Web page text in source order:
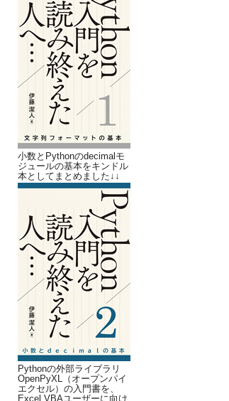
小数とPythonのdecimalモ
ジュールの基本をキンドル
本としてまとめました↓↓
Pythonの外部ライブラリ
OpenPyXL（オープンパイ
エクセル）の入門書を、
Excel VBAユーザーに向け